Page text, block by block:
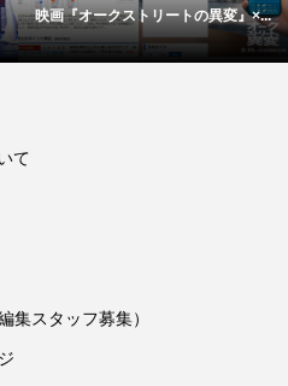
映画『オークストリートの異変』×...
て
集スタッフ募集）